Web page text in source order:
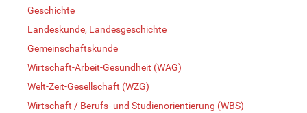
Geschichte
Landeskunde, Landesgeschichte
Gemeinschaftskunde
Wirtschaft-Arbeit-Gesundheit (WAG)
Welt-Zeit-Gesellschaft (WZG)
Wirtschaft / Berufs- und Studienorientierung (WBS)